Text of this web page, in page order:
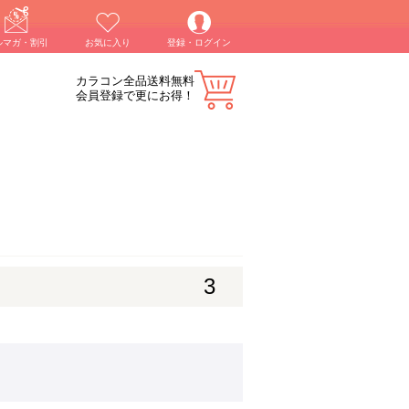
マガ・割引 お気に入り 登録・ログイン
カラコン全品送料無料
会員登録で更にお得！
3